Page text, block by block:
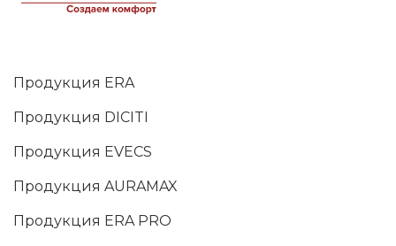
Продукция ERA
Продукция DICITI
Продукция EVECS
Продукция AURAMAX
Продукция ERA PRO